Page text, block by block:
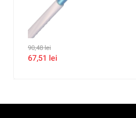
90,48lei
67,51 lei